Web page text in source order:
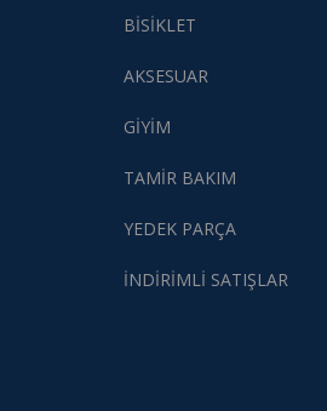
BİSİKLET
AKSESUAR
GİYİM
TAMİR BAKIM
YEDEK PARÇA
İNDİRİMLİ SATIŞLAR